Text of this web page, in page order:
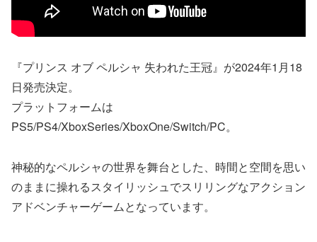
『プリンス オブ ペルシャ 失われた王冠』が2024年1月18
日発売決定。
プラットフォームは
PS5/PS4/XboxSeries/XboxOne/Switch/PC。
神秘的なペルシャの世界を舞台とした、時間と空間を思い
のままに操れるスタイリッシュでスリリングなアクション
アドベンチャーゲームとなっています。